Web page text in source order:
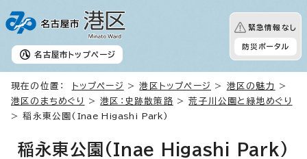
名古屋市 トップページ
緊急情報なし
防災ポータル
現在の位置： トップページ >港区トップページ > 港区の魅力
>
港区のまちめぐり
>港区：史跡散策路 >荒子川公園と緑地めぐり
> 稲永東公園( Inae Higashi Park )
稲永東公園( Inae Higashi Park )